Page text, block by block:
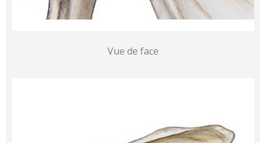
Vue de face